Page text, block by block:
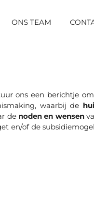
ONS TEAM
ons een berichtje
waarbij de
de noden en wensen
en/of de